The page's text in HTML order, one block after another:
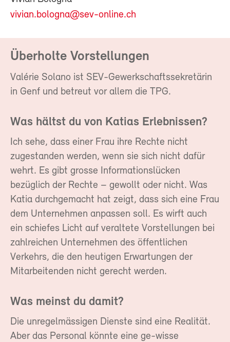
vivian.bologna@sev-online.ch
Überholte Vorstellungen
Valérie Solano ist SEV-Gewerkschaftssekretärin
in Genf und betreut vor allem die TPG.
Was hältst du von Katias Erlebnissen?
Ich sehe, dass einer Frau ihre Rechte nicht
zugestanden werden, wenn sie sich nicht dafür
wehrt. Es gibt grosse Informationslücken
bezüglich der Rechte – gewollt oder nicht. Was
Katia durchgemacht hat zeigt, dass sich eine Frau
dem Unternehmen anpassen soll. Es wirft auch
ein schiefes Licht auf veraltete Vorstellungen bei
zahlreichen Unternehmen des öffentlichen
Verkehrs, die den heutigen Erwartungen der
Mitarbeitenden nicht gerecht werden.
Was meinst du damit?
Die unregelmässigen Dienste sind eine Realität.
Aber das Personal könnte eine ge-wisse